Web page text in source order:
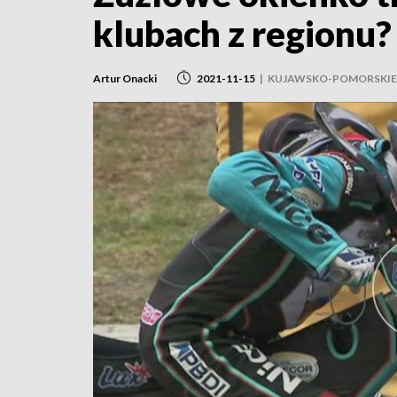
klubach z regionu?
Artur Onacki 2021-11-15 | KUJAWSKO-POMORSKIE